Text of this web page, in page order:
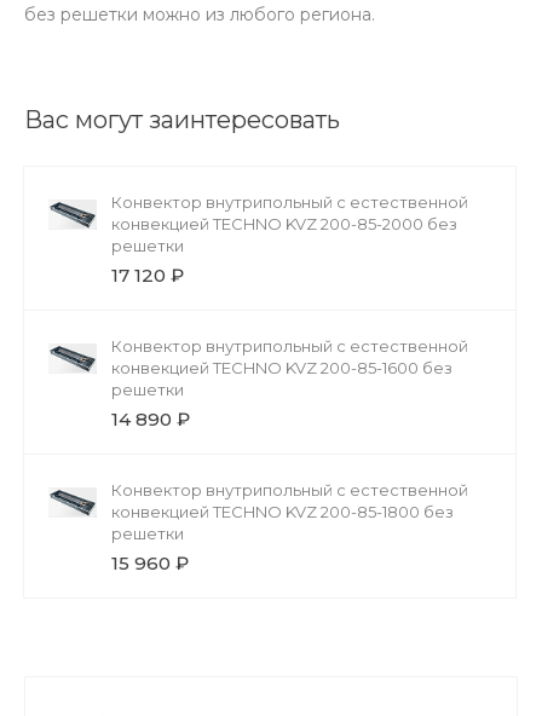
без решетки можно из любого региона.
Вас могут заинтересовать
Конвектор внутрипольный с естественной
конвекцией TECHNO KVZ 200-85-2000 без
решетки
17 120 ₽
Конвектор внутрипольный с естественной
конвекцией TECHNO KVZ 200-85-1600 без
решетки
14 890 ₽
Конвектор внутрипольный с естественной
конвекцией TECHNO KVZ 200-85-1800 без
решетки
15 960 ₽